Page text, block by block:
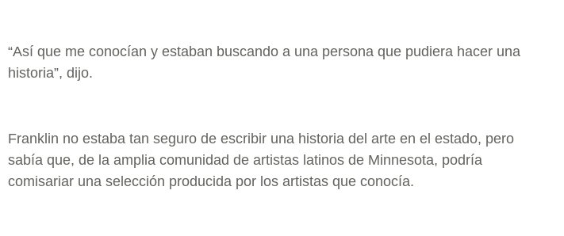
“Así que me conocían y estaban buscando a una persona que pudiera hacer una
historia”, dijo.
Franklin no estaba tan seguro de escribir una historia del arte en el estado, pero
sabía que, de la amplia comunidad de artistas latinos de Minnesota, podría
comisariar una selección producida por los artistas que conocía.